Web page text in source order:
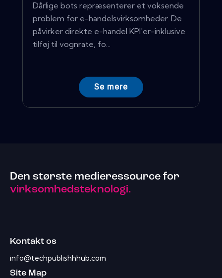
Dårlige bots repræsenterer et voksende
problem for e-handelsvirksomheder. De
påvirker direkte e-handel KPI'er-inklusive
tilføj til vognrate, fo...
Se mere
Den største medieressource for
virksomhedsteknologi.
Kontakt os
info@techpublishhhub.com
Site Map